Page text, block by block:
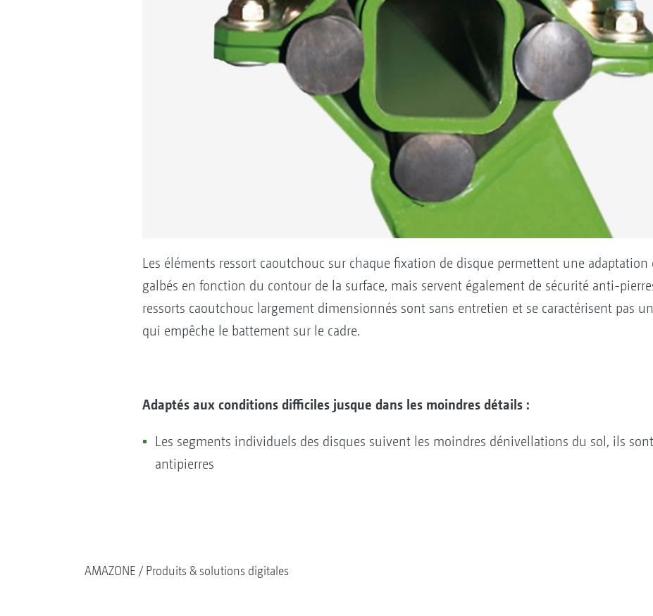
Les éléments ressort caoutchouc sur chaque fixation de disque permettent une adaptation
galbés en fonction du contour de la surface, mais servent également de sécurité anti-
ressorts caoutchouc largement dimensionnés sont sans entretien et se caractérisent pas
qui empêche le battement sur le cadre.
Adaptés aux conditions difficiles jusque dans les moindres détails :
Les segments individuels des disques suivent les moindres dénivellations du sol, ils
antipierres
AMAZONE Produits & solutions digitales